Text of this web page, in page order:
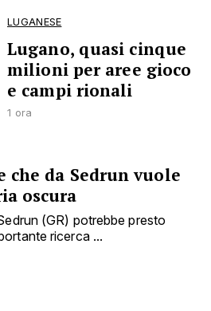
LUGANESE
Lugano, quasi cinque
milioni per aree gioco
e campi rionali
1 ora
che da Sedrun vuole
oscura
(GR) potrebbe presto
ricerca ...